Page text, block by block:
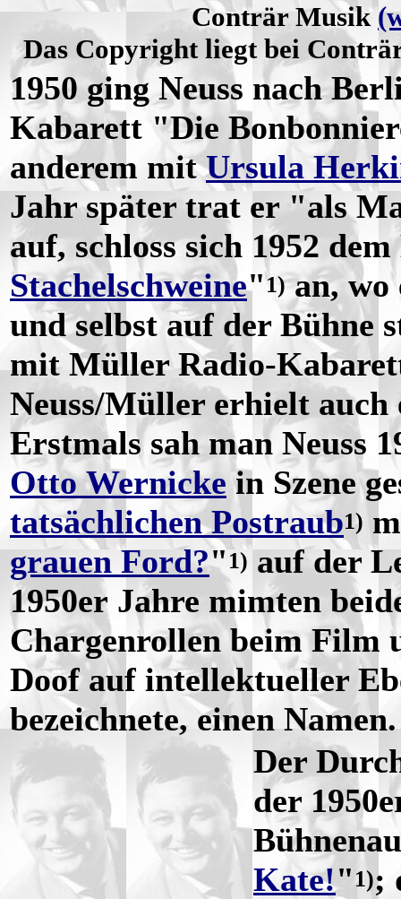
Conträr Musik
Das Copyright liegt bei
1950 ging Neuss nach
Kabarett "Die
anderem mitUrsula
Jahr später trat er "als
auf, schloss sich 1952
Stachelschweine"1)an, wo
und selbst auf der Bühne
mit Müller Radio-
Neuss/Müller erhielt
Erstmals sah man Neuss
Otto Wernicke in Szene
tatsächlichen Postraub1)
grauen Ford?"1) auf der
1950er Jahre mimten
Chargenrollen beim Film
Doof auf intellektueller
bezeichnete, einen Namen.
Der
der
Kate!" 1);